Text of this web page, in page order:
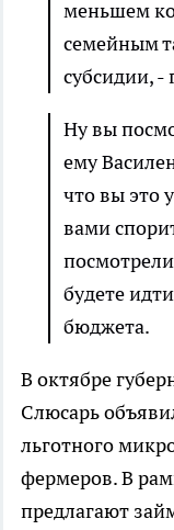
меньшем
семейным
субсидии, -
Ну вы
ему
что вы это
вами
будете
бюджета.
В октябре
Слюсарь
льготного
фермеров. В
предлагают